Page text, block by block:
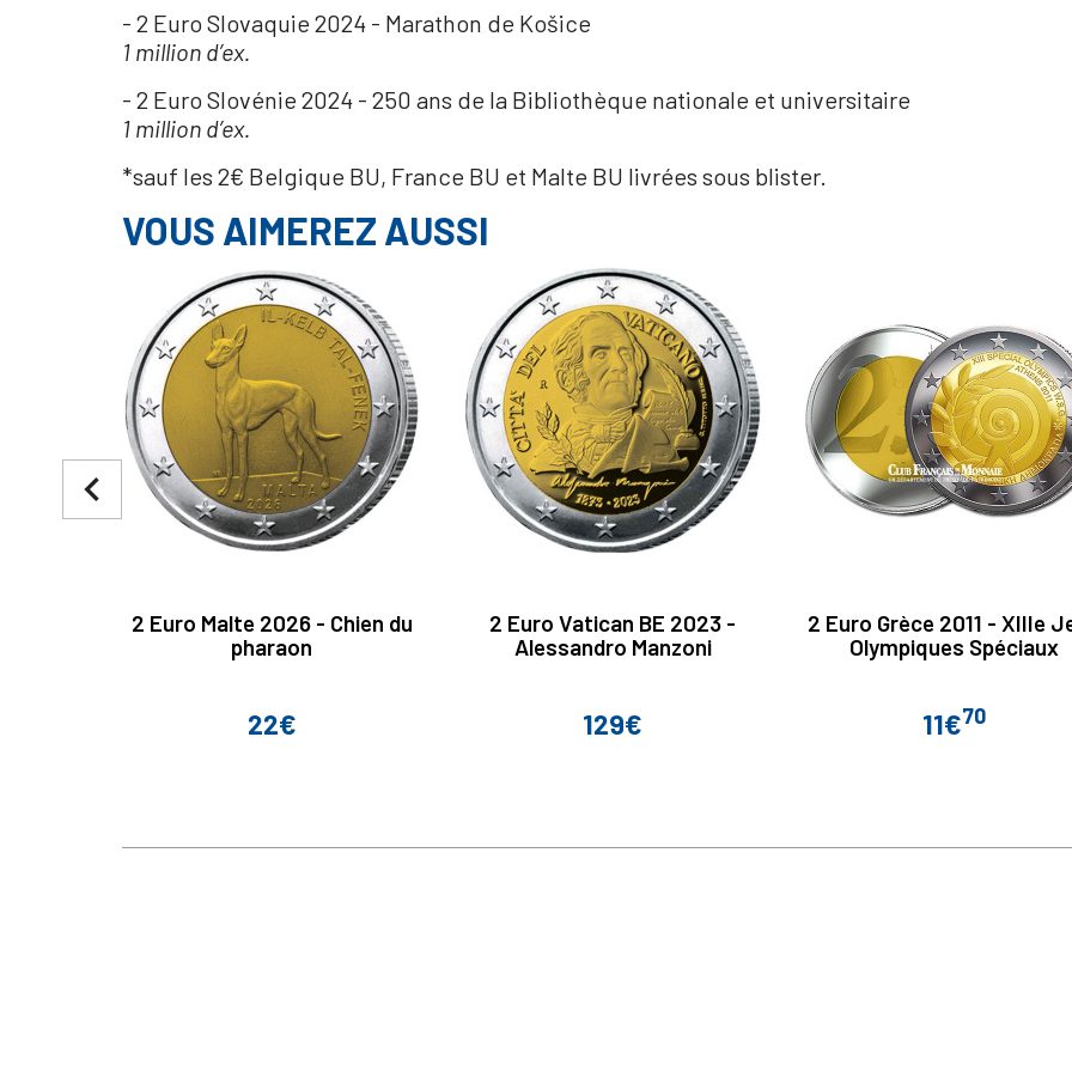
- 2 Euro Slovaquie 2024 - Marathon de Košice
1 million d’ex.
- 2 Euro Slovénie 2024 - 250 ans de la Bibliothèque nationale et universitaire
1 million d’ex.
*sauf les 2€ Belgique BU, France BU et Malte BU livrées sous blister.
VOUS AIMEREZ AUSSI
2 Euro Malte 2026 - Chien du
pharaon
Prix
22€
2 Euro Vatican BE 2023 -
Alessandro Manzoni
Prix
129€
2 Euro Grèce 2011 - XIIIe
Olympiques Spéciaux
Prix
11€70
navigate_before